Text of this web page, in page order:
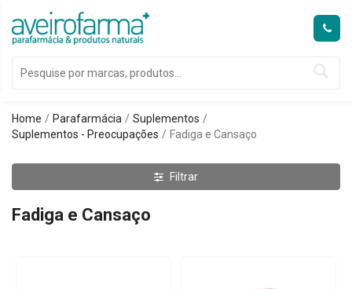
Home Parafarmácia
Suplementos
Suplementos - Preocupações
Fadiga e Cansaço
Filtrar
Fadiga e Cansaço